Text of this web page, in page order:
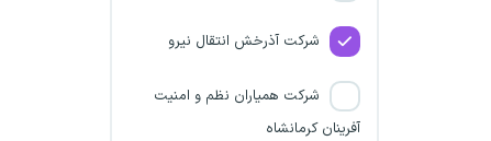
شرکت آذرخش انتقال نیرو
شرکت همیاران نظم و امنیت
آفرینان کرمانشاه